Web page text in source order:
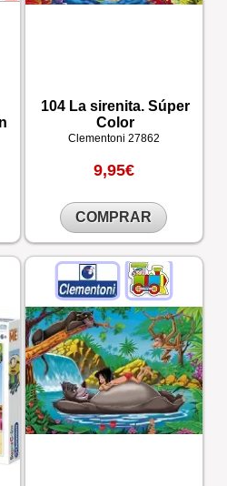
104 La sirenita. Súper
Color
Clementoni 27862
9,95€
COMPRAR